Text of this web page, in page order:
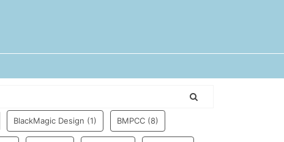
BlackMagic Design (1) BMPCC (8)